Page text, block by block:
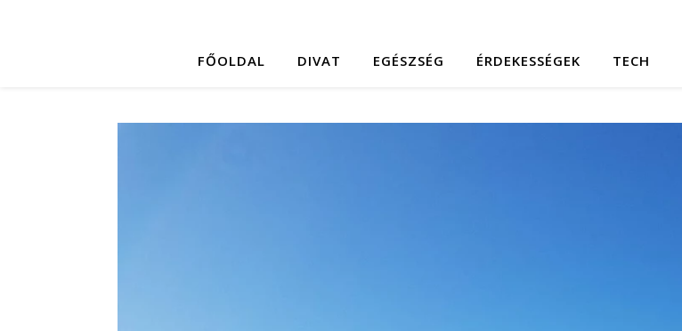
FŐOLDAL DIVAT EGÉSZSÉG ÉRDEKESSÉGEK TECH